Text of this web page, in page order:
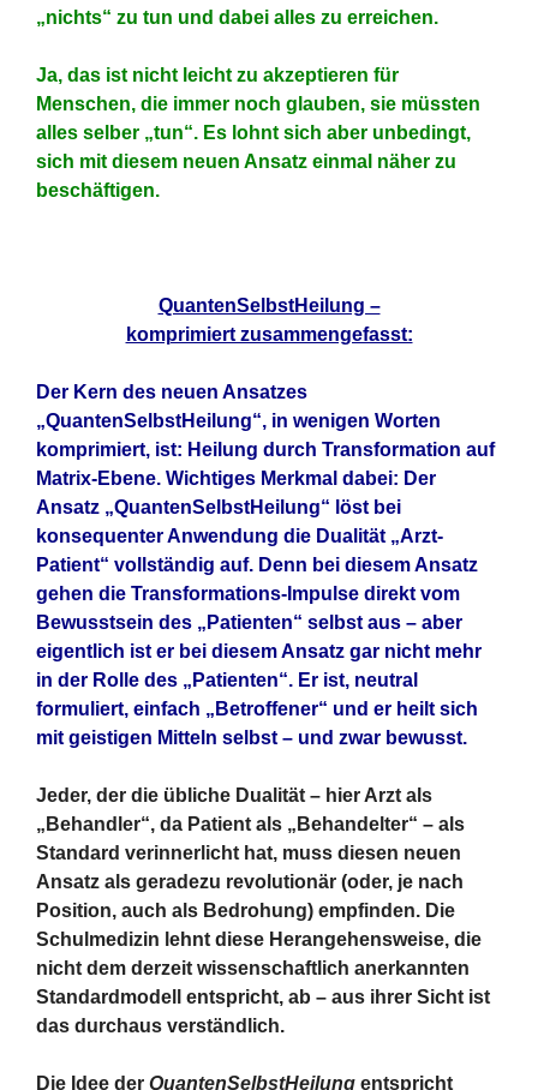
„nichts“ zu tun und dabei alles zu erreichen.
Ja, das ist nicht leicht zu akzeptieren für
Menschen, die immer noch glauben, sie müssten
alles selber „tun“. Es lohnt sich aber unbedingt,
sich mit diesem neuen Ansatz einmal näher zu
beschäftigen.
QuantenSelbstHeilung –
komprimiert zusammengefasst:
Der Kern des neuen Ansatzes
„QuantenSelbstHeilung“, in wenigen Worten
komprimiert, ist: Heilung durch Transformation auf
Matrix-Ebene. Wichtiges Merkmal dabei: Der
Ansatz „QuantenSelbstHeilung“ löst bei
konsequenter Anwendung die Dualität „Arzt-
Patient“ vollständig auf. Denn bei diesem Ansatz
gehen die Transformations-Impulse direkt vom
Bewusstsein des „Patienten“ selbst aus – aber
eigentlich ist er bei diesem Ansatz gar nicht mehr
in der Rolle des „Patienten“. Er ist, neutral
formuliert, einfach „Betroffener“ und er heilt sich
mit geistigen Mitteln selbst – und zwar bewusst.
Jeder, der die übliche Dualität – hier Arzt als
„Behandler“, da Patient als „Behandelter“ – als
Standard verinnerlicht hat, muss diesen neuen
Ansatz als geradezu revolutionär (oder, je nach
Position, auch als Bedrohung) empfinden. Die
Schulmedizin lehnt diese Herangehensweise, die
nicht dem derzeit wissenschaftlich anerkannten
Standardmodell entspricht, ab – aus ihrer Sicht ist
das durchaus verständlich.
Die Idee der QuantenSelbstHeilung entspricht